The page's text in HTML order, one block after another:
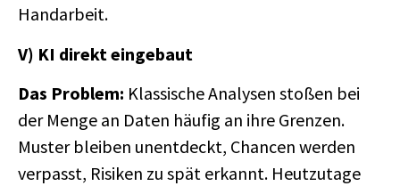
Handarbeit.
V) KI direkt eingebaut
Das Problem: Klassische Analysen stoßen bei
der Menge an Daten häufig an ihre Grenzen.
Muster bleiben unentdeckt, Chancen werden
verpasst, Risiken zu spät erkannt. Heutzutage